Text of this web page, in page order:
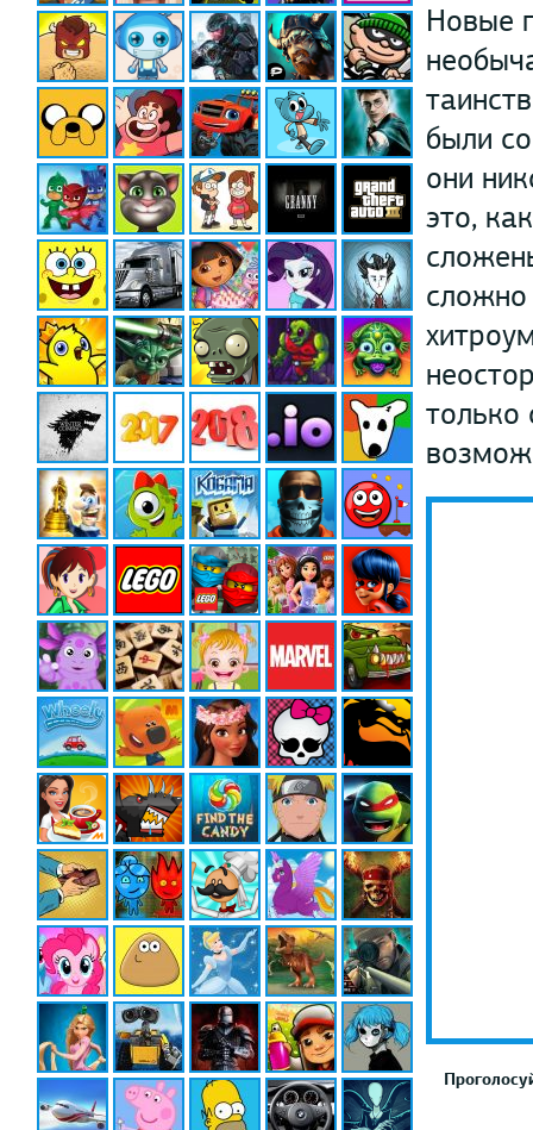
Новые
были
они
это,
сложно
только